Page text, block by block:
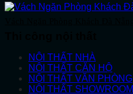
NỘI THẤT NHÀ
NỘI THẤT CĂN HỘ
NỘI THẤT VĂN PHÒNG
NỘI THẤT SHOWROOM